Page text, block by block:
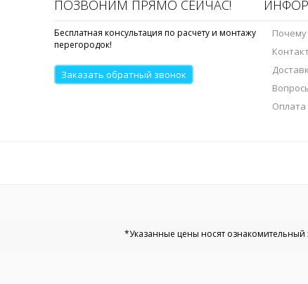
ПОЗВОНИМ ПРЯМО СЕЙЧАС!
Бесплатная консультация по расчету и монтажу
перегородок!
Заказать обратный звонок
Оплата
*Указанные цены носят ознакомительный